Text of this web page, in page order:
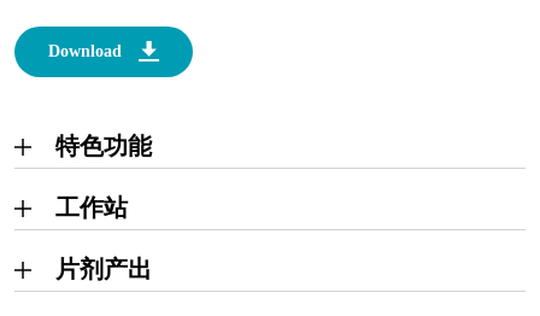
Download
特色功能
工作站
片剂产出